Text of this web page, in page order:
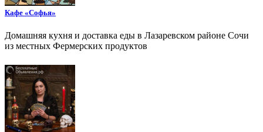
Кафе «Софья»
Домашняя кухня и доставка еды в Лазаревском районе Сочи
из местных Фермерских продуктов